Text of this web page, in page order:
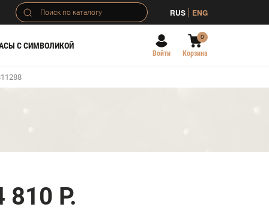
RUS ENG
С СИМВОЛИКОЙ
Войти
0
Корзина
810 Р.